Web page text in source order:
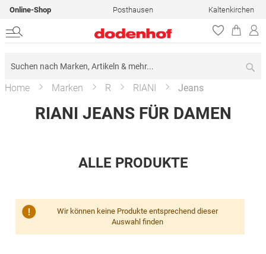
Online-Shop Posthausen Kaltenkirchen
Home Marken R RIANI Jeans
RIANI JEANS FÜR DAMEN
ALLE PRODUKTE
Wir können keine Produkte entsprechend dieser
Auswahl finden